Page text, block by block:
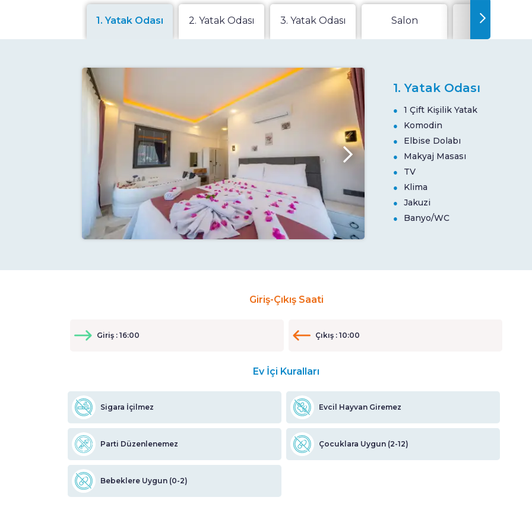
1. Yatak Odası 2. Yatak Odası 3. Yatak Odası Salon Mutfak
1. Yatak Odası
1 Çift Kişilik Yatak
Komodin
Elbise Dolabı
Makyaj Masası
TV
Klima
Jakuzi
Banyo/WC
Giriş-Çıkış Saati
Giriş : 16:00 Çıkış : 10:00
Ev İçi Kuralları
Sigara İçilmez Evcil Hayvan Giremez
Parti Düzenlenemez Çocuklara Uygun (2-12)
Bebeklere Uygun (0-2)